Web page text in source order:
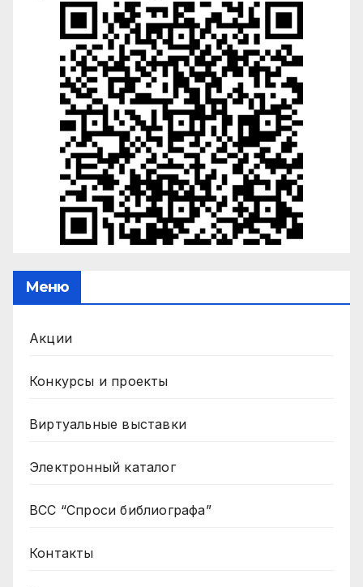
Меню
Акции
Конкурсы и проекты
Виртуальные выставки
Электронный каталог
ВСС “Спроси библиографа”
Контакты